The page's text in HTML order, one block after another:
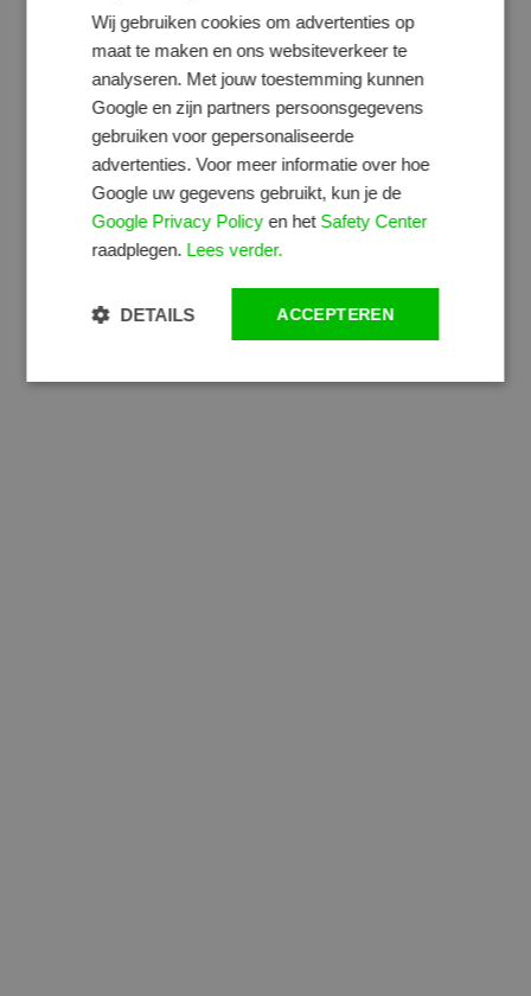
Wij gebruiken cookies om advertenties op
maat te maken en ons websiteverkeer te
analyseren. Met jouw toestemming kunnen
Google en zijn partners persoonsgegevens
gebruiken voor gepersonaliseerde
advertenties. Voor meer informatie over hoe
Google uw gegevens gebruikt, kun je de
Google Privacy Policyen het Safety Center
raadplegen. Lees verder.
ACCEPTEREN
DETAILS